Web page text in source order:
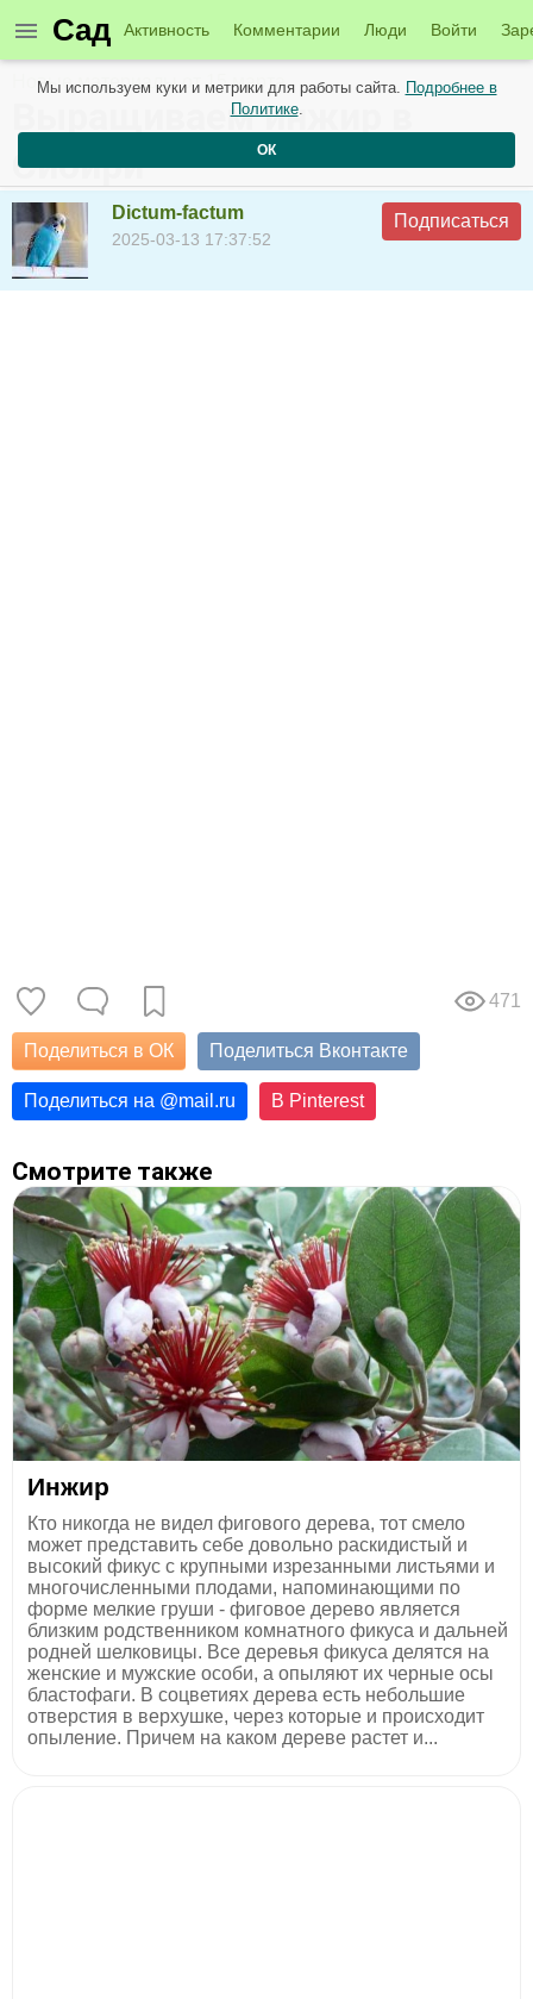
Сад Активность Комментарии Люди Войти
Новые материалы от 15 марта
Выращиваем инжир в
Сибири
Dictum-factum
2025-03-13 17:37:52
Подписаться
471
Поделиться в ОК Поделиться Вконтакте
Поделиться на @mail.ru В Pinterest
Смотрите также
Инжир
Кто никогда не видел фигового дерева, тот смело
может представить себе довольно раскидистый и
высокий фикус с крупными изрезанными листьями и
многочисленными плодами, напоминающими по
форме мелкие груши - фиговое дерево является
близким родственником комнатного фикуса и дальней
родней шелковицы. Все деревья фикуса делятся на
женские и мужские особи, а опыляют их черные осы
бластофаги. В соцветиях дерева есть небольшие
отверстия в верхушке, через которые и происходит
опыление. Причем на каком дереве растет и...
Мы используем куки и метрики для работы сайта. Подробнее в
Политике.
ОК